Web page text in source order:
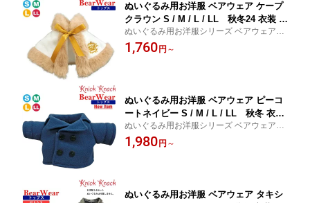
ぬいぐるみ用お洋服 ベアウェア ケープ
クラウン S / M / L / LL 秋冬24 衣装 コ
スチューム 着せ替え ぬい服 ぬい活 ぬ
い撮り トップス
ぬいぐるみ用お洋服シリーズ ベアウェア 秋
冬 トップス 衣装 コスチューム 着せ替え ぬ
い服 ぬい活 ぬい撮り 推しぬい
1,760 円 ～
ぬいぐるみ用お洋服 ベアウェア ピーコ
ートネイビー S / M / L / LL 秋冬 衣装
コスチューム 着せ替え ぬい服 ぬい活
ぬい撮り 秋冬25新作 トップス
ぬいぐるみ用お洋服シリーズ ベアウェア 秋
冬 トップス 衣装 コスチューム 着せ替え ぬ
い服 ぬい活 ぬい撮り 推しぬい
1,980 円 ～
ぬいぐるみ用お洋服 ベアウェア タキシ